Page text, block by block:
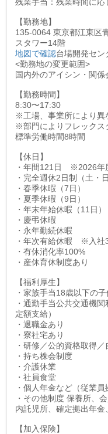
【勤務地】
135-0064 東京都江東区
スタワー14階
地図で確認台場開発セン
<勤務地の変更範囲>
国内外のアイシン・関
【勤務時間】
8:30〜17:30
※工場、事業所により異
※部門によりフレックス
標準労働時間8時間
【休日】
・年間121日 ※2026年
・完全週休2日制（土・日
・春季休暇（7日）
・夏季休暇（9日）
・年末年始休暇（11日）
・慶弔休暇
・永年勤続休暇
・年次有給休暇 ※入社
・有休消化率100%
・産休育休制度あり
【福利厚生】
・家族手当18歳以下の
・通勤手当公共交通機
定額支給）
・退職金あり
・寮社宅あり
・研修／公的資格取得
・持ち株会制度
・介護休業
・社員食堂
・個人年金など（従業
・その他制度 保養所、
内託児所、確定拠出年
【加入保険】